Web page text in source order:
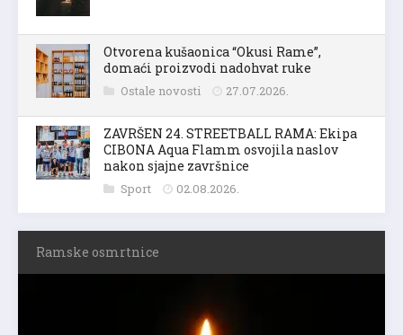
Otvorena kušaonica “Okusi Rame”,
domaći proizvodi nadohvat ruke
Ostale novosti 27.07.2026.
ZAVRŠEN 24. STREETBALL RAMA: Ekipa
CIBONA Aqua Flamm osvojila naslov
nakon sjajne završnice
Sport 02.08.2026.
Ramske osmrtnice